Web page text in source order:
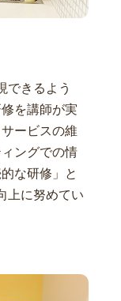
できるよう
を講師が実
ービスの維
ングでの情
な研修」と
上に努めてい